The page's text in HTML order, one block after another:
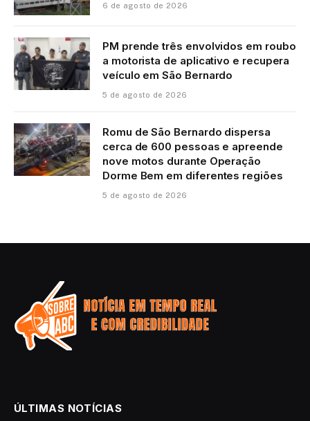
6 de agosto de 2026
PM prende três envolvidos em roubo
a motorista de aplicativo e recupera
veículo em São Bernardo
5 de agosto de 2026
Romu de São Bernardo dispersa
cerca de 600 pessoas e apreende
nove motos durante Operação
Dorme Bem em diferentes regiões
5 de agosto de 2026
ÚLTIMAS NOTÍCIAS